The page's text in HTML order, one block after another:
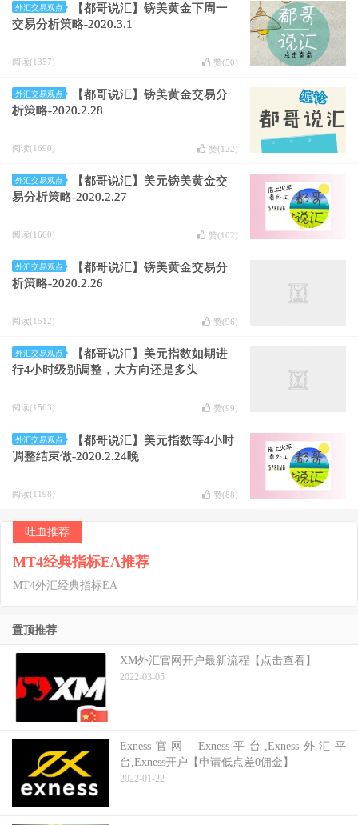
外汇交易观点
【都哥说汇】镑美黄金下周一
交易分析策略-2020.3.1
阅读(1357) 赞(50)
外汇交易观点
【都哥说汇】镑美黄金交易分
析策略-2020.2.28
阅读(1690) 赞(122)
外汇交易观点
【都哥说汇】美元镑美黄金交
易分析策略-2020.2.27
阅读(1660) 赞(102)
外汇交易观点
【都哥说汇】镑美黄金交易分
析策略-2020.2.26
阅读(1512) 赞(96)
外汇交易观点
【都哥说汇】美元指数如期进
行4小时级别调整，大方向还是多头
阅读(1503) 赞(99)
外汇交易观点
【都哥说汇】美元指数等4小时
调整结束做-2020.2.24晚
阅读(1198) 赞(88)
吐血推荐
MT4经典指标EA推荐
MT4外汇经典指标EA
置顶推荐
XM外汇官网开户最新流程【点击查看】
2022-03-05
Exness官网—Exness平台,Exness外汇平
台,Exness开户【申请低点差0佣金】
2022-01-22